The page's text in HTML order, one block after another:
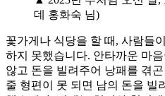
데 홍화숙 님)
꽃가게나 식당을 할 때, 사람들
하지 못했습니다. 안타까운 마
않고 돈을 빌려주어 낭패를 겪
줄 형편이 못 되면 남의 돈을 빌